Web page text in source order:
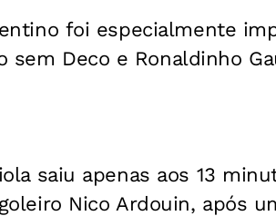
foi especialmente
Deco e Ronaldinho
saiu apenas aos 13
Nico Ardouin, após